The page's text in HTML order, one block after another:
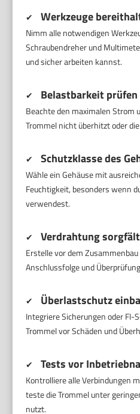
✔ Werkzeuge
Nimm alle notwendigen
Schraubendreher und
und sicher arbeiten kannst.
✔ Belastbarkeit prüfen
Beachte den maximalen Strom
Trommel nicht überhitzt oder
✔ Schutzklasse des
Wähle ein Gehäuse mit
Feuchtigkeit, besonders wenn
verwendest.
✔ Verdrahtung
Erstelle vor dem
Anschlussfolge und
✔ Überlastschutz
Integriere Sicherungen oder FI-
Trommel vor Schäden und
✔ Tests vor
Kontrolliere alle Verbindungen
teste die Trommel unter
nutzt.